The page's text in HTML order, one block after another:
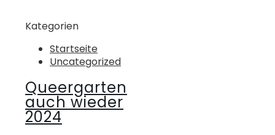
Kategorien
Startseite
Uncategorized
Queergarten
auch wieder
2024